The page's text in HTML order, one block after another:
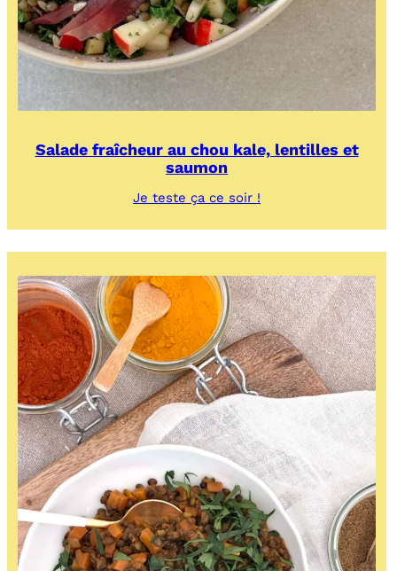
Salade fraîcheur au chou kale, lentilles et
saumon
Je teste ça ce soir !
fraîcheur
kale,
lentilles
et
saumon